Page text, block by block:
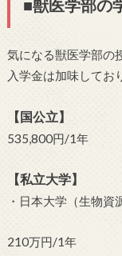
■獣医学部の
気になる獣医学部の
入学金は加味してお
【国公立】
535,800円/1年
【私立大学】
・日本大学（生物資
210万円/1年